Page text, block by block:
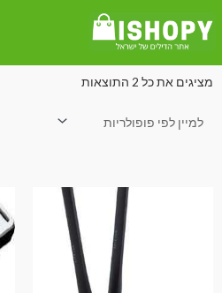
עמוד הבית /חשמל ואלקטרוניקה
מציגים את כל ⁦2⁩ התוצאות